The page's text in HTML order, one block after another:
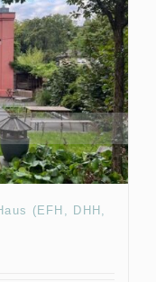
(EFH, DHH,